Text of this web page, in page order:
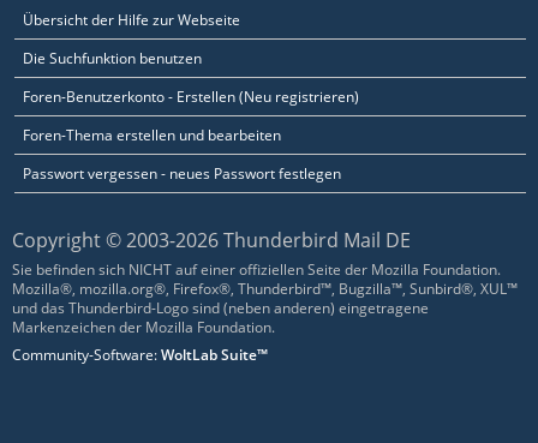
Übersicht der Hilfe zur Webseite
Die Suchfunktion benutzen
Foren-Benutzerkonto - Erstellen (Neu registrieren)
Foren-Thema erstellen und bearbeiten
Passwort vergessen - neues Passwort festlegen
Copyright © 2003-2026 Thunderbird Mail DE
Sie befinden sich NICHT auf einer offiziellen Seite der Mozilla Foundation.
Mozilla®, mozilla.org®, Firefox®, Thunderbird™, Bugzilla™, Sunbird®, XUL™
und das Thunderbird-Logo sind (neben anderen) eingetragene
Markenzeichen der Mozilla Foundation.
Community-Software:WoltLab Suite™